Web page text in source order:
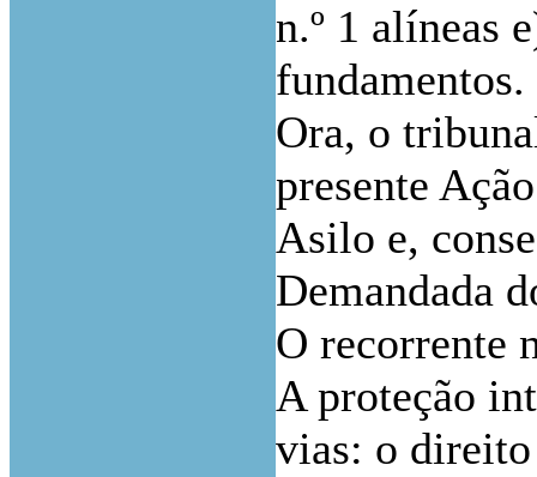
n.º 1 alíneas
fundamentos.
Ora, o
presente
Asilo e,
Demandada
O recorrente
A proteção
vias: o